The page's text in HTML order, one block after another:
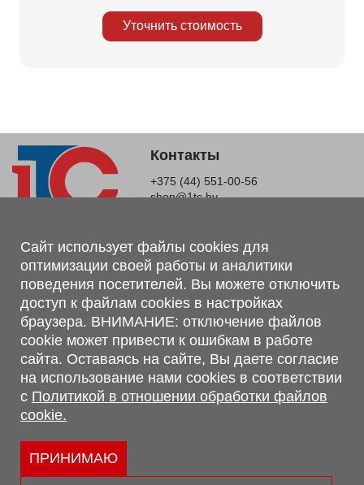
Уточнить стоимость
Контакты
+375 (44) 551-00-56
shop@1tc.by
Магазин, склад
г. Минск, Минский р-н, п. Привольный, ул. Мира, 20А,
223062
г. Брест, ул. Лейтенанта Рябцева, 108 В, 224701
Обращаем Ваше внимание, что вся предоставленная на сайте
информация, касающаяся комплектаций, технических
характеристик, цветовых сочетаний, а также стоимости и
сервисного обслуживания носит информационный характер и
не является публичной офертой, определяемой п.2 ст.407
Гражданского кодекса Республики Беларусь.
Политика обработки персональных данных
Политикой в отношении обработки файлов cookie.
Сайт использует файлы cookies для
оптимизации своей работы и аналитики
поведения посетителей. Вы можете отключить
доступ к файлам cookies в настройках
браузера. ВНИМАНИЕ: отключение файлов
cookie может привести к ошибкам в работе
сайта. Оставаясь на сайте, Вы даете согласие
на использование нами cookies в соответствии
с Политикой в отношении обработки файлов
cookie.
ПРИНИМАЮ